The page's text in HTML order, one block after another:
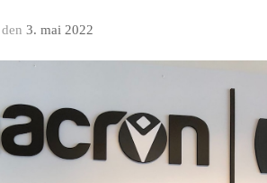
3. mai 2022